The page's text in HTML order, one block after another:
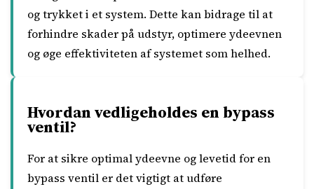
og trykket i et system. Dette kan bidrage til at
forhindre skader på udstyr, optimere ydeevnen
og øge effektiviteten af systemet som helhed.
Hvordan vedligeholdes en bypass
ventil?
For at sikre optimal ydeevne og levetid for en
bypass ventil er det vigtigt at udføre